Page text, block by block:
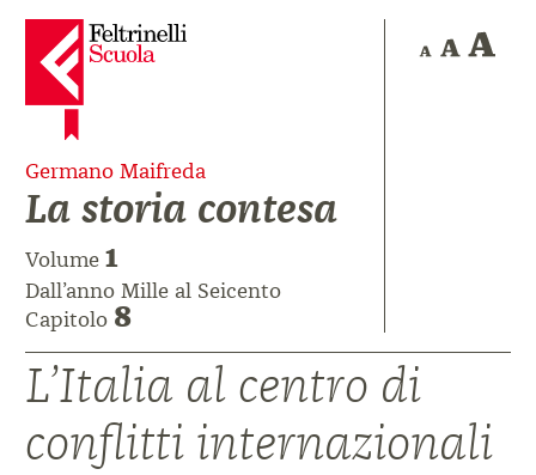
Germano Maifreda
La storia contesa
Volume 1
Dall’anno Mille al Seicento
Capitolo 8
L’Italia al centro di
conflitti internazionali